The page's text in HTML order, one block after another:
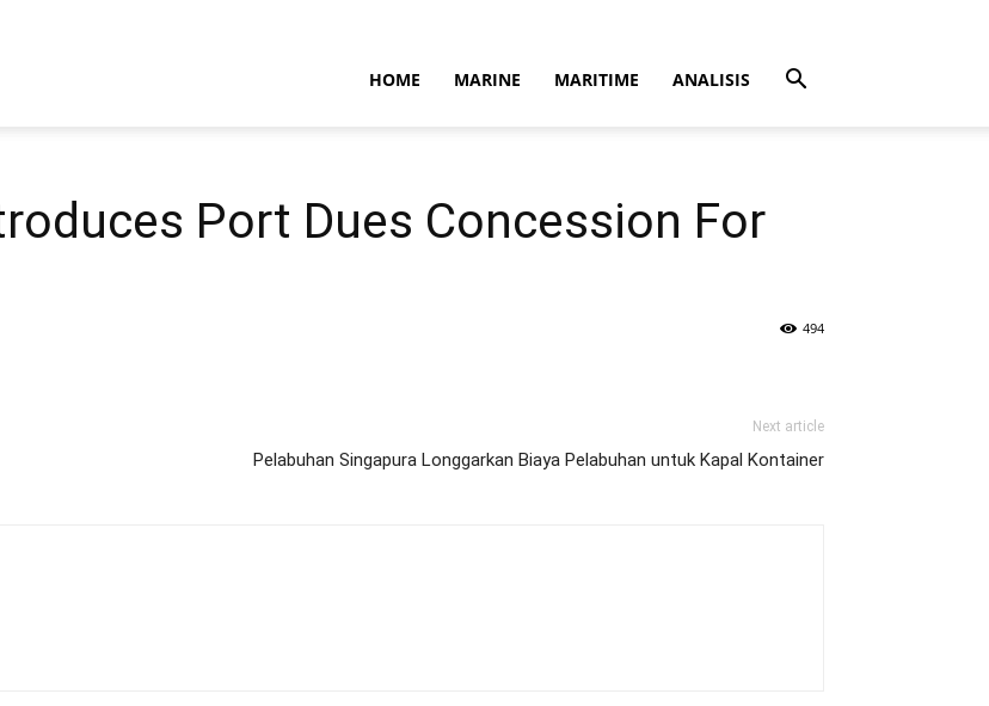
HOME MARINE MARITIME ANALISIS
Port Dues Concession For
494
Next article
Pelabuhan Singapura Longgarkan Biaya Pelabuhan untuk Kapal Kontainer